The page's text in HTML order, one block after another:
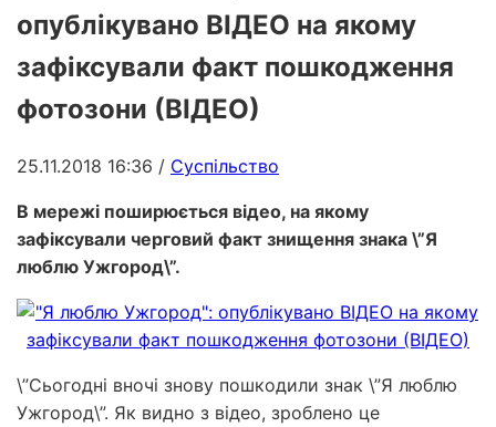
опублікувано ВІДЕО на якому
зафіксували факт пошкодження
фотозони (ВІДЕО)
25.11.2018 16:36 / Суспільство
В мережі поширюється відео, на якому
зафіксували черговий факт знищення знака \”Я
люблю Ужгород\”.
\”Сьогодні вночі знову пошкодили знак \”Я люблю
Ужгород\”. Як видно з відео, зроблено це